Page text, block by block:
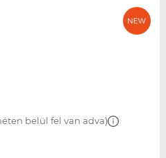
belül fel van adva)